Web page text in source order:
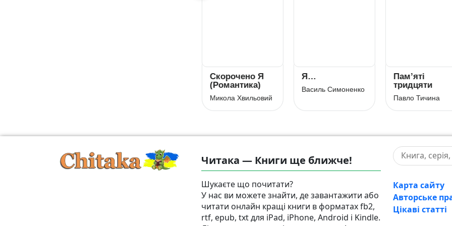
Я…
Василь Симоненко
Пам’яті
тридцяти
Скорочено
Модри
Олесь Гончар
Читака — Книги ще ближче!
Шукаєте що почитати?
У нас ви можете знайти, де завантажити або
читати онлайн кращі книги в форматах fb2,
rtf, epub, txt для iPad, iPhone, Android і Kindle.
Карта сайту
Авторське
Цікаві статті